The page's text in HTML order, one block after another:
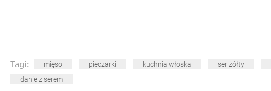
Tagi: mięso pieczarki kuchnia włoska ser żółty
danie z serem